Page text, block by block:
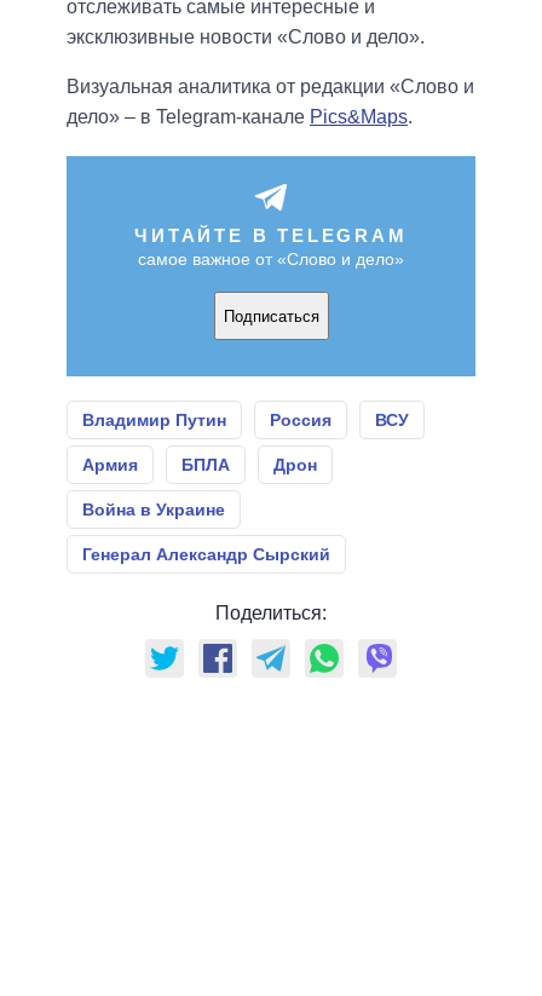
отслеживать самые интересные и
эксклюзивные новости «Слово и дело».
Визуальная аналитика от редакции «Слово и
дело» – в Telegram-канале Pics&Maps.
ЧИТАЙТЕ В TELEGRAM
самое важное от «Слово и дело»
Подписаться
Владимир Путин Россия ВСУ
Армия БПЛА Дрон
Война в Украине
Генерал Александр Сырский
Поделиться: